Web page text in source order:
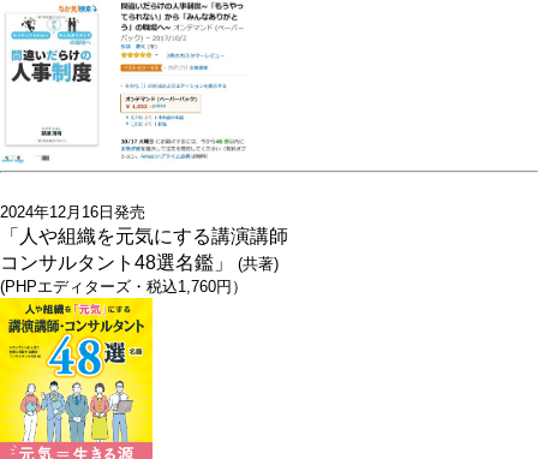
2024年12月16日発売
「人や組織を元気にする講演講師
コンサルタント48選名鑑」 (共著)
(PHPエディターズ・税込1,760円）